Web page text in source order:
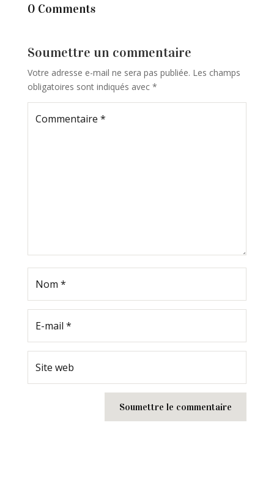
0 Comments
Soumettre un commentaire
Votre adresse e-mail ne sera pas publiée. Les champs
obligatoires sont indiqués avec *
Soumettre le commentaire